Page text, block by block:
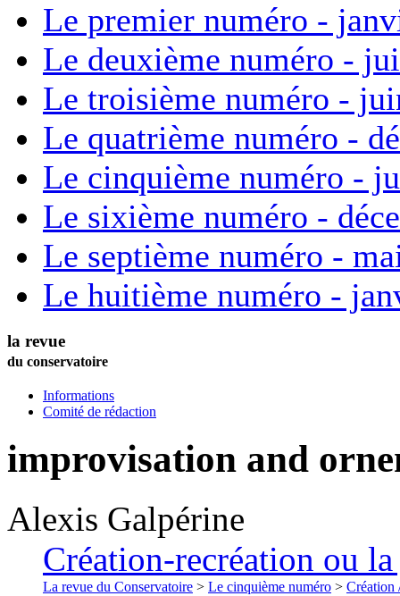
Le premier numéro -
Le deuxième numéro -
Le troisième numéro -
Le quatrième numéro -
Le cinquième numéro -
Le sixième numéro -
Le septième numéro -
Le huitième numéro -
la revue
du conservatoire
Informations
Comité de rédaction
improvisation and
Alexis Galpérine
Création-recréation ou
La revue du Conservatoire > Le cinquième numéro > Création